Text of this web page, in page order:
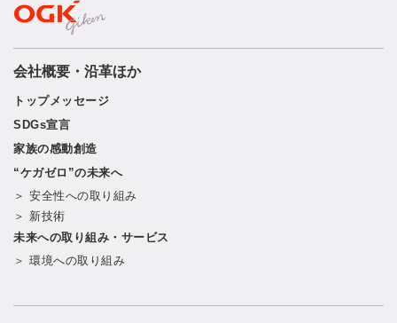
会社概要・沿革ほか
トップメッセージ
SDGs宣言
家族の感動創造
“ケガゼロ”の未来へ
＞ 安全性への取り組み
＞ 新技術
未来への取り組み・サービス
＞ 環境への取り組み